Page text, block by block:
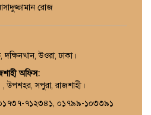
রোজ
উওরা, ঢাকা।
অফিস:
, উপশহর, সপুরা, রাজশাহী।
৭১২৩৪১, ০১৭৯৯-১০৩৩৯১